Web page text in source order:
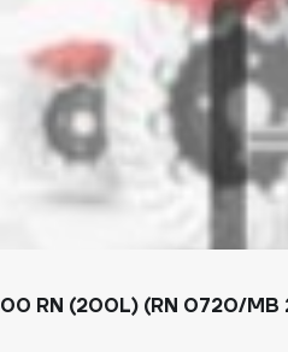
RN (200L) (RN 0720/MB